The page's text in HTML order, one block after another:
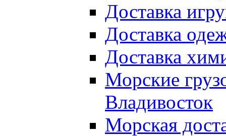
Доставка
Доставка
Доставка
Морские
Владивосток
Морская